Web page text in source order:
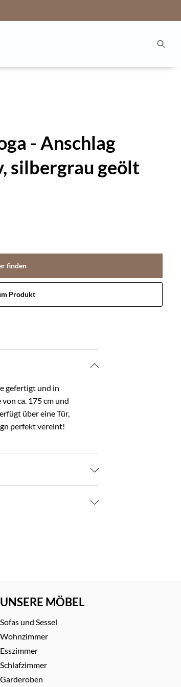
- Anschlag
silbergrau geölt
finden
Produkt
gefertigt und in
ca. 175 cm und
über eine Tür,
perfekt vereint!
UNSERE MÖBEL
Sofas und Sessel
Wohnzimmer
Esszimmer
Schlafzimmer
Garderoben